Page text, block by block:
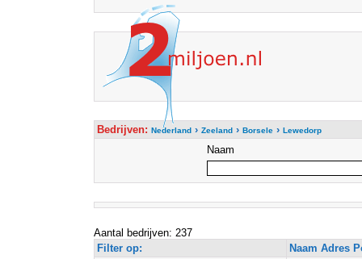
Bedrijven: Nederland› Zeeland› Borsele› Lewedorp
Naam
Aantal bedrijven: 237
Filter op:
Naam Adres